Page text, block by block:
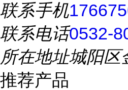
联系手机
联系电话0532-
所在地址城阳区
推荐产品